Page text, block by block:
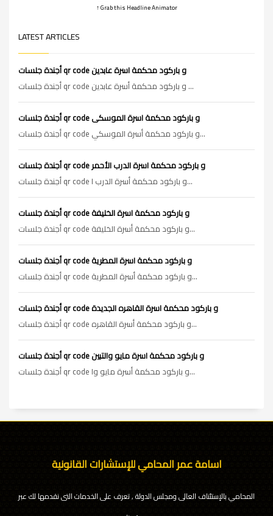
↑ Grab this Headline Animator
LATEST ARTICLES
أجندة جلسات qr code و باركود محكمة اسرة عابدين
أجندة جلسات qr code و باركود محكمة أسرة عابدين ...
أجندة جلسات qr code و باركود محكمة اسرة الموسكى
أجندة جلسات qr code و باركود محكمة أسرة الموسكي...
أجندة جلسات qr code و باركود محكمة اسرة الدرب الأحمر
أجندة جلسات qr code و باركود محكمة أسرة الدرب ا...
أجندة جلسات qr code و باركود محكمة اسرة الخليفة
أجندة جلسات qr code و باركود محكمة أسرة الخليفة...
أجندة جلسات qr code و باركود محكمة اسرة المطرية
أجندة جلسات qr code و باركود محكمة أسرة المطرية...
أجندة جلسات qr code و باركود محكمة اسرة القاهره الجديدة
أجندة جلسات qr code و باركود محكمة أسرة القاهره...
أجندة جلسات qr code و باركود محكمة اسرة مايو والتبين
أجندة جلسات qr code و باركود محكمة أسرة مايو وا...
اسامة عمر المحامي للإستشارات القانونية
المحامي بالإستئناف العالى ومجلس الدولة , تعرف على الخدمات التى نقدمها لك عبر